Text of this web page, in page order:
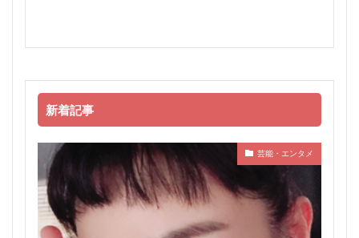
新着記事
芸能・エンタメ